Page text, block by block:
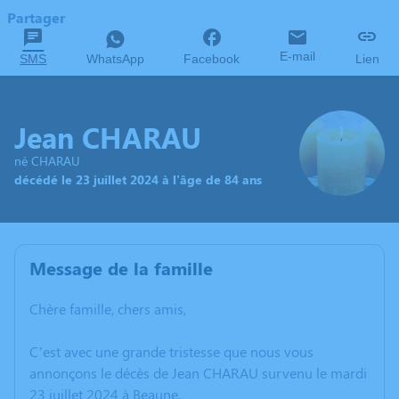
Partager
SMS WhatsApp Facebook E-mail Lien
Jean CHARAU
né CHARAU
décédé le 23 juillet 2024 à l'âge de 84 ans
Message de la famille
Chère famille, chers amis,
C’est avec une grande tristesse que nous vous
annonçons le décès de Jean CHARAU survenu le mardi
23 juillet 2024 à Beaune.